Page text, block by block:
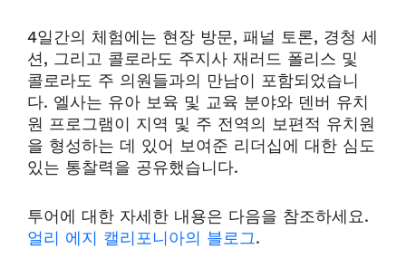
4일간의 체험에는 현장 방문, 패널 토론, 경청 세
션, 그리고 콜로라도 주지사 재러드 폴리스 및
콜로라도 주 의원들과의 만남이 포함되었습니
다. 엘사는 유아 보육 및 교육 분야와 덴버 유치
원 프로그램이 지역 및 주 전역의 보편적 유치원
을 형성하는 데 있어 보여준 리더십에 대한 심도
있는 통찰력을 공유했습니다.
투어에 대한 자세한 내용은 다음을 참조하세요.
얼리 에지 캘리포니아의 블로그.